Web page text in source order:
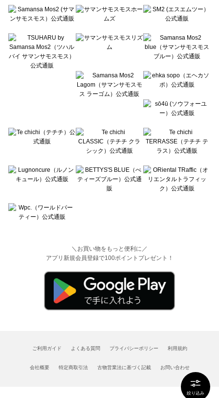
絞り込み
Te chichi（テチチ）のワンピース一覧
Te chichi CLASSIC（テチチ クラシック）のワンピース一覧
Lugnoncure（ルノンキュール）のワンピース一覧
BETTY'S BLUE（べティーズブルー）のワンピース一覧
Wpc.（ワールドパーティー）のワンピース一覧
＼お買い物をもっと便利に／
アプリ新規会員登録で100ポイントプレゼント！
ご利用ガイド よくある質問 プライバシーポリシー 利用規約
会社概要 特定商取引法 古物営業法に基づく記載 お問い合わせ